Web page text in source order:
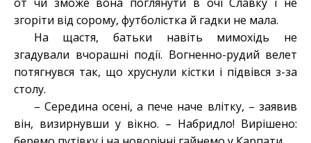
от чи зможе вона поглянути в очі Славку і не
згоріти від сорому, футболістка й гадки не мала.
На щастя, батьки навіть мимохідь не
згадували вчорашні події. Вогненно-рудий велет
потягнувся так, що хруснули кістки і підвівся з-за
столу.
– Середина осені, а пече наче влітку, – заявив
він, визирнувши у вікно. – Набридло! Вирішено: